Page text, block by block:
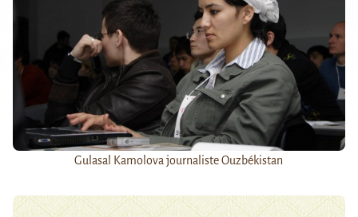
Gulasal Kamolova journaliste Ouzbékistan